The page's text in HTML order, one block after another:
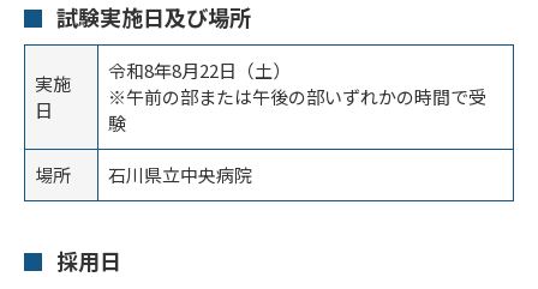
試験実施日及び場所
実施
日
令和8年8月22日（土）
※午前の部または午後の部いずれかの時間で受
験
場所 石川県立中央病院
採用日